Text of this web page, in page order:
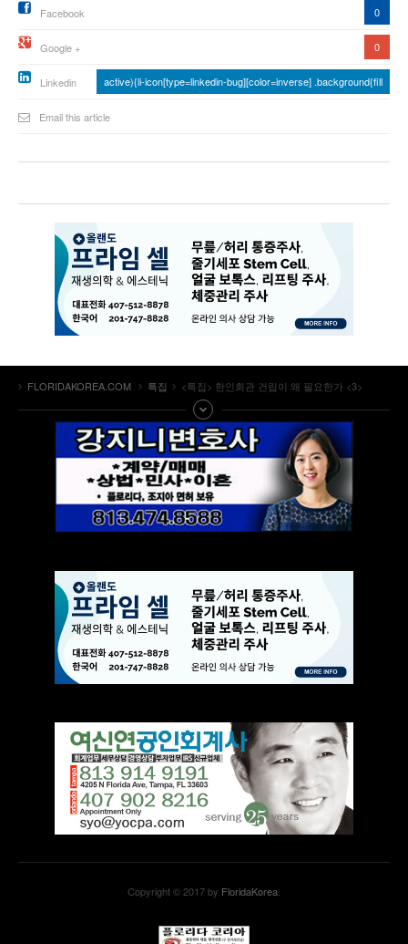
Facebook 0
Google + 0
Linkedin active){li-icon[type=linkedin-bug][color=inverse] .background{fill
Email this article
FLORIDAKOREA.COM 특집 <특집> 한인회관 건립이 왜 필요한가 <3>
Copyright © 2017 by FloridaKorea.